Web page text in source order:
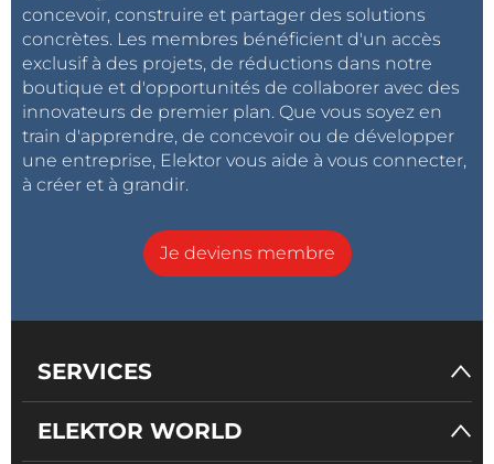
concevoir, construire et partager des solutions
concrètes. Les membres bénéficient d'un accès
exclusif à des projets, de réductions dans notre
boutique et d'opportunités de collaborer avec des
innovateurs de premier plan. Que vous soyez en
train d'apprendre, de concevoir ou de développer
une entreprise, Elektor vous aide à vous connecter,
à créer et à grandir.
Je deviens membre
SERVICES
ELEKTOR WORLD